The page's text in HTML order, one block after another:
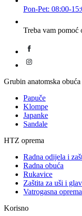
Pon-Pet: 08:00-
Treba vam pomoć
Grubin anatomska obuća
Papuče
Klompe
Japanke
Sandale
HTZ oprema
Radna odijela i
Radna obuća
Rukavice
Zaštita za uši i
Vatrogasna oprema
Korisno